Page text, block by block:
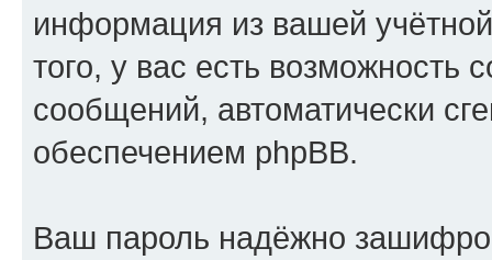
информация из вашей
того, у вас есть возможность
сообщений, автоматически
обеспечением phpBB.
Ваш пароль надёжно